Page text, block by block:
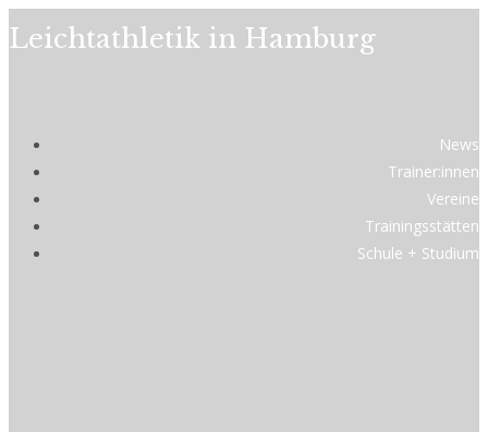
Leichtathletik in Hamburg
News
Trainer:innen
Vereine
Trainingsstätten
Schule + Studium